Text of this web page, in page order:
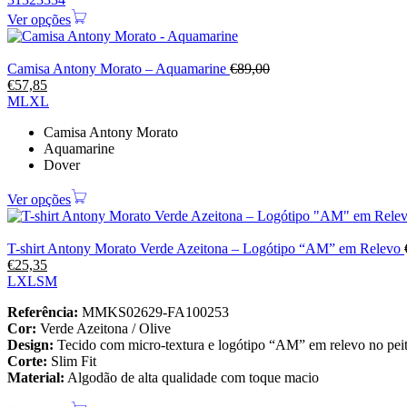
Ver opções
Camisa Antony Morato – Aquamarine €89,00
€57,85
MLXL
Camisa Antony Morato
Aquamarine
Dover
Ver opções
T-shirt Antony Morato Verde Azeitona – Logótipo “AM” em Relevo
€25,35
LXLSM
Referência: MMKS02629-FA100253
Cor: Verde Azeitona / Olive
Design: Tecido com micro-textura e logótipo “AM” em relevo no
Corte: Slim Fit
Material: Algodão de alta qualidade com toque macio